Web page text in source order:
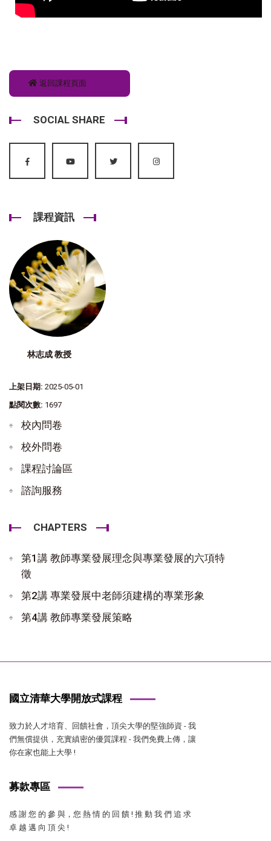
返回課程頁面
SOCIAL SHARE
課程資訊
林志成 教授
上架日期: 2025-05-01
點閱次數: 1697
校內問卷
校外問卷
課程討論區
諮詢服務
CHAPTERS
第1講 教師專業發展理念與專業發展的六項特
徵
第2講 專業發展中老師須建構的專業形象
第4講 教師專業發展策略
國立清華大學開放式課程
致力於人才培育、回饋社會，頂尖大學的堅強師資 - 我
們無償提供，充實縝密的優質課程 - 我們免費上傳，讓
你在家也能上大學 !
募款專區
感 謝 您 的 參 與，您 熱 情 的 回 饋 ! 推 動 我 們 追 求
卓 越 邁 向 頂 尖 !